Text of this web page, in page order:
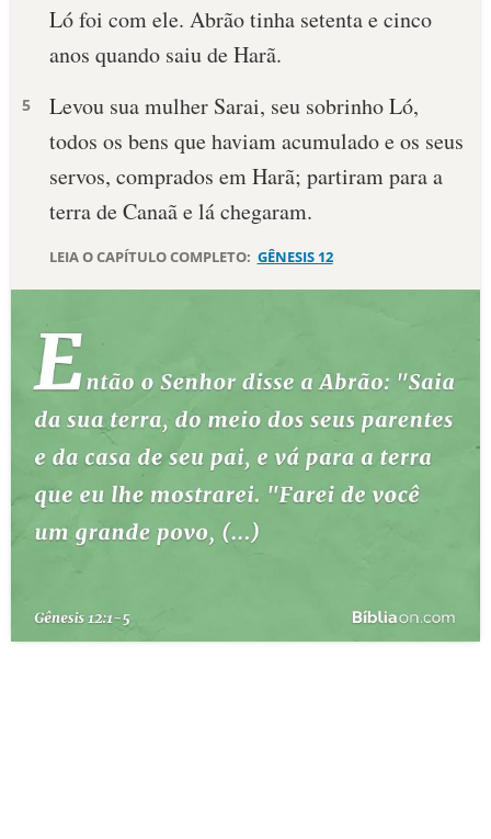
QUEM SOMOS
LOJA BÍBLIAON
Ló foi com ele. Abrão tinha setenta e cinco
anos quando saiu de Harã.
5
Levou sua mulher Sarai, seu sobrinho Ló,
todos os bens que haviam acumulado e os seus
servos, com­prados em Harã; partiram para a
terra de Canaã e lá chega­ram.
LEIA O CAPÍTULO COMPLETO: GÊNESIS 12